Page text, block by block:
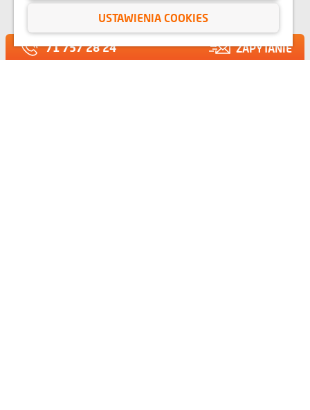
71 757 28 24 ZAPYTANIE
KONTAKT
USTAWIENIA COOKIES